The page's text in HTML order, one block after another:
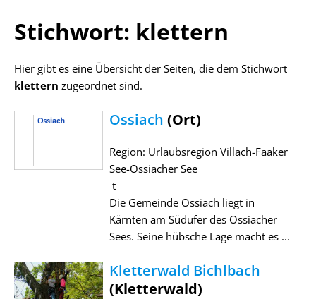
Stichwort: klettern
Hier gibt es eine Übersicht der Seiten, die dem Stichwort
klettern zugeordnet sind.
Ossiach (Ort)
Region: Urlaubsregion Villach-Faaker
See-Ossiacher See
t
Die Gemeinde Ossiach liegt in
Kärnten am Südufer des Ossiacher
Sees. Seine hübsche Lage macht es ...
Kletterwald Bichlbach
(Kletterwald)